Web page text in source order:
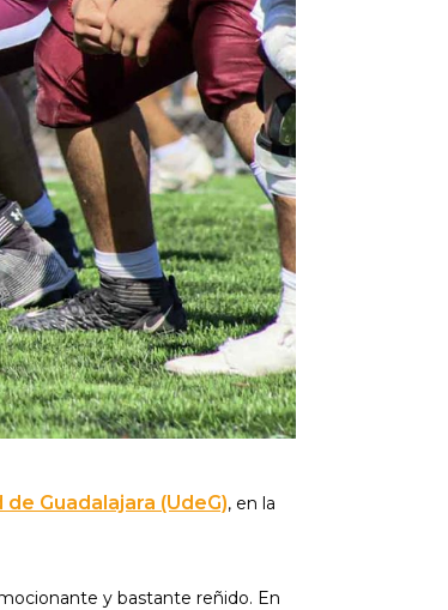
Guadalajara (UdeG), en la
y bastante reñido. En